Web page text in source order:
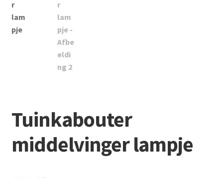
Vijverdecoratie en tuindecoratie
Vijveronderhoud
Overige
Partijhandel
Tuinkabouter
middelvinger lampje